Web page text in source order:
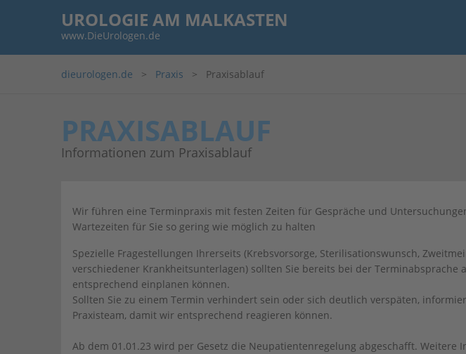
UROLOGIE AM MALKASTEN
www.DieUrologen.de
dieurologen.de Praxis Praxisablauf
PRAXISABLAUF
Informationen zum Praxisablauf
Wir führen eine Terminpraxis mit festen Zeiten für Gespräche und
Wartezeiten für Sie so gering wie möglich zu halten
Spezielle Fragestellungen Ihrerseits (Krebsvorsorge, Sterilisationswunsch,
verschiedener Krankheitsunterlagen) sollten Sie bereits bei der Terminabsprache
entsprechend einplanen können.
Sollten Sie zu einem Termin verhindert sein oder sich deutlich verspäten,
Praxisteam, damit wir entsprechend reagieren können.
Ab dem 01.01.23 wird per Gesetz die Neupatientenregelung abgeschafft. Weitere